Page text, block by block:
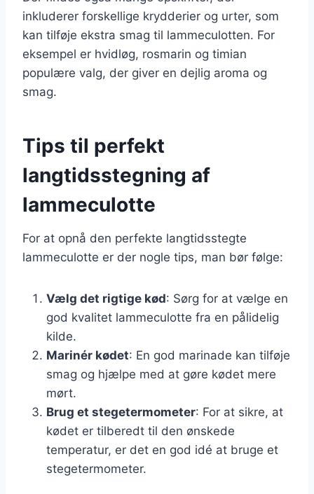
inkluderer forskellige krydderier og urter, som
kan tilføje ekstra smag til lammeculotten. For
eksempel er hvidløg, rosmarin og timian
populære valg, der giver en dejlig aroma og
smag.
Tips til perfekt
langtidsstegning af
lammeculotte
For at opnå den perfekte langtidsstegte
lammeculotte er der nogle tips, man bør følge:
Vælg det rigtige kød: Sørg for at vælge en
god kvalitet lammeculotte fra en pålidelig
kilde.
Marinér kødet: En god marinade kan tilføje
smag og hjælpe med at gøre kødet mere
mørt.
Brug et stegetermometer: For at sikre, at
kødet er tilberedt til den ønskede
temperatur, er det en god idé at bruge et
stegetermometer.